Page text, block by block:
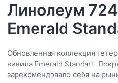
Линолеум
Emerald
Обновленная коллекция
винила Emerald Standart.
зарекомендовало себя на